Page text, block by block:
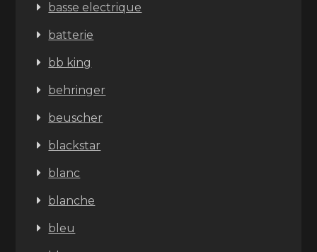
basse electrique
batterie
bb king
behringer
beuscher
blackstar
blanc
blanche
bleu